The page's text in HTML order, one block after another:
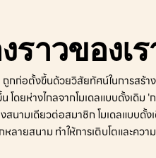
ราวของเ
กก่อตั้งขึ้นด้วยวิสัยทัศน์ในการสร้
โดยห่างไกลจากโมเดลแบบดั้งเดิม
สนามเดียวต่อสมาชิก โมเดลแบบดั้
ายสนาม ทำให้การเติบโตและควา